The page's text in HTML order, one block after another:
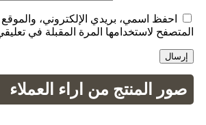
احفظ اسمي، بريدي الإلكتروني، والموقع
المتصفح لاستخدامها المرة المقبلة في
صور المنتج من اراء العملاء